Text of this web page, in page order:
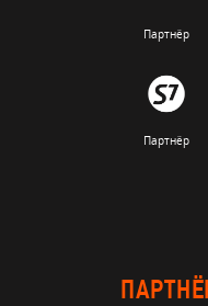
Партнёр
Партнёр